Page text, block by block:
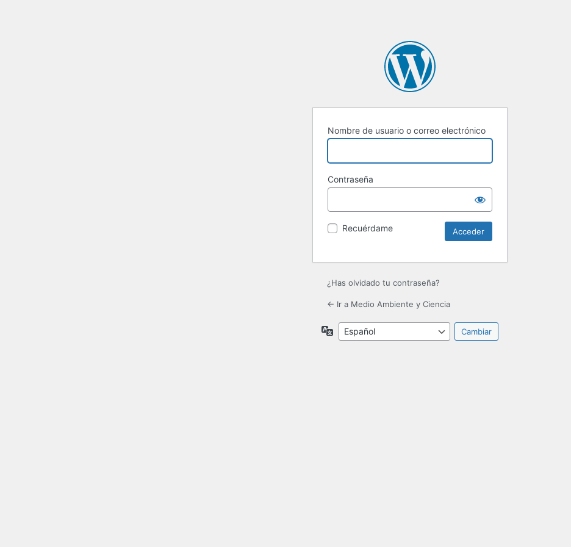
Nombre de usuario o correo electrónico
Contraseña
Recuérdame
¿Has olvidado tu contraseña?
← Ir a Medio Ambiente y Ciencia
Idioma